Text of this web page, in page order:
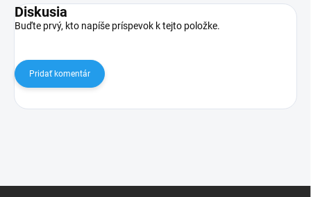
Diskusia
Buďte prvý, kto napíše príspevok k tejto položke.
Pridať komentár